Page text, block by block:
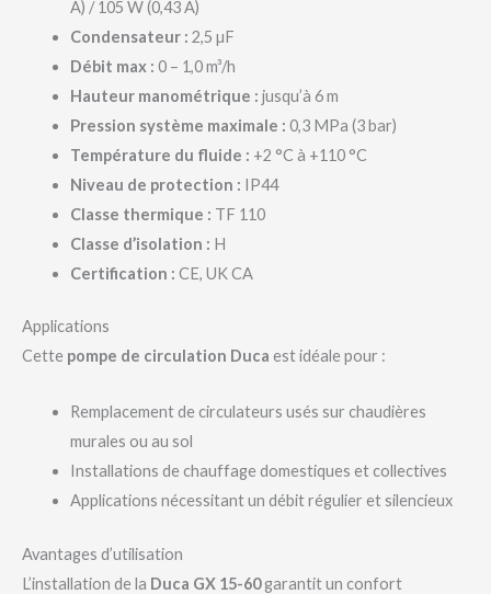
A) / 105 W (0,43 A)
Condensateur : 2,5 µF
Débit max : 0 – 1,0 m³/h
Hauteur manométrique : jusqu’à 6 m
Pression système maximale : 0,3 MPa (3 bar)
Température du fluide : +2 °C à +110 °C
Niveau de protection : IP44
Classe thermique : TF 110
Classe d’isolation : H
Certification : CE, UK CA
Applications
Cette pompe de circulation Duca est idéale pour :
Remplacement de circulateurs usés sur chaudières
murales ou au sol
Installations de chauffage domestiques et collectives
Applications nécessitant un débit régulier et silencieux
Avantages d’utilisation
L’installation de la Duca GX 15-60garantit un confort